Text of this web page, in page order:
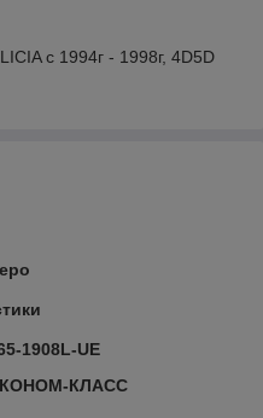
с 1994г - 1998г, 4D5D
1908L-UE
КЛАСС